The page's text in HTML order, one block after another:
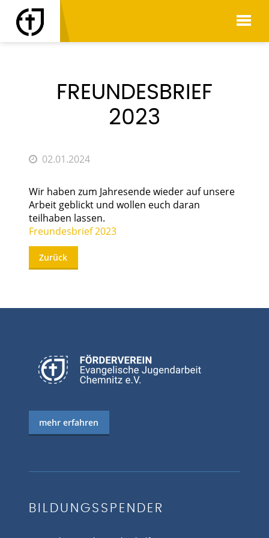
AKTUELLES
FREUNDESBRIEF
2023
02.01.2024
Wir haben zum Jahresende wieder auf unsere
Arbeit geblickt und wollen euch daran
teilhaben lassen.
Freundesbrief 2023
Zurück
mehr erfahren
BILDUNGSSPENDER